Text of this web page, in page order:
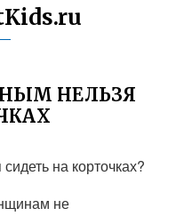
НЕЛЬЗЯ
на корточках?
не